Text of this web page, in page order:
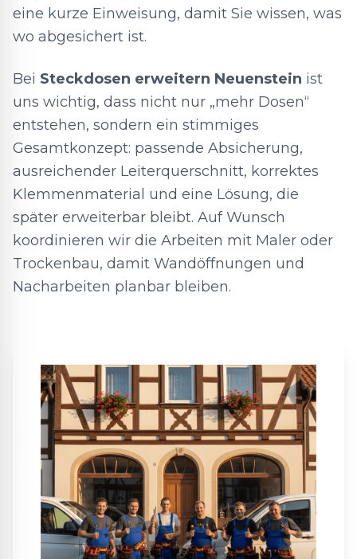
eine kurze Einweisung, damit Sie wissen, was
wo abgesichert ist.
Bei Steckdosen erweitern Neuenstein ist
uns wichtig, dass nicht nur „mehr Dosen“
entstehen, sondern ein stimmiges
Gesamtkonzept: passende Absicherung,
ausreichender Leiterquerschnitt, korrektes
Klemmenmaterial und eine Lösung, die
später erweiterbar bleibt. Auf Wunsch
koordinieren wir die Arbeiten mit Maler oder
Trockenbau, damit Wandöffnungen und
Nacharbeiten planbar bleiben.